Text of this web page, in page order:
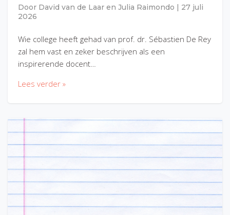
Door David van de Laar en Julia Raimondo
27 juli
2026
Wie college heeft gehad van prof. dr. Sébastien De Rey
zal hem vast en zeker beschrijven als een
inspirerende docent…
Lees verder »